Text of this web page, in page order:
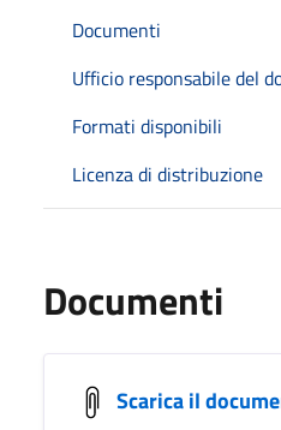
Documenti
Ufficio responsabile del
Formati disponibili
Licenza di distribuzione
Documenti
Scarica il